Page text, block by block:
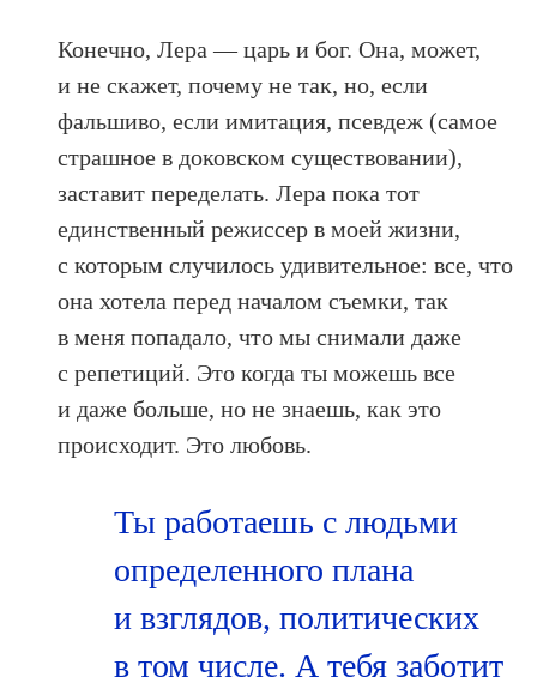
Конечно, Лера — царь и бог. Она, может,
и не скажет, почему не так, но, если
фальшиво, если имитация, псевдеж (самое
страшное в доковском существовании),
заставит переделать. Лера пока тот
единственный режиссер в моей жизни,
с которым случилось удивительное: все, что
она хотела перед началом съемки, так
в меня попадало, что мы снимали даже
с репетиций. Это когда ты можешь все
и даже больше, но не знаешь, как это
происходит. Это любовь.
Ты работаешь с людьми
определенного плана
и взглядов, политических
в том числе. А тебя заботит